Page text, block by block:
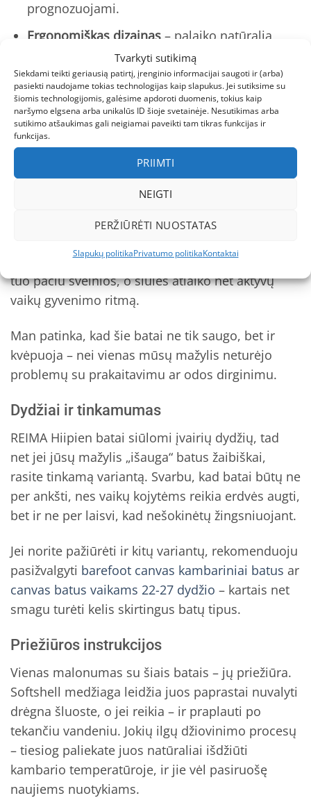
Tvarkyti sutikimą
Siekdami teikti geriausią patirtį, įrenginio informacijai saugoti ir (arba)
pasiekti naudojame tokias technologijas kaip slapukus. Jei sutiksime su
šiomis technologijomis, galėsime apdoroti duomenis, tokius kaip
naršymo elgsena arba unikalūs ID šioje svetainėje. Nesutikimas arba
sutikimo atšaukimas gali neigiamai paveikti tam tikras funkcijas ir
funkcijas.
PRIIMTI
NEIGTI
PERŽIŪRĖTI NUOSTATAS
Slapukų politikaPrivatumo politikaKontaktai
prognozuojami.
Ergonomiškas dizainas– palaiko natūralią
pėdos judėjimo laisvę, svarbu aktyviems
vaikams.
APMA sertifikatas– garantuoja, kad batai
prisideda prie sveiko pėdų vystymosi.
Kokybė ir patikimumas
Reima žieminiai batai ir kiti jų modeliai garsėja
savo ilgaamžiškumu. REIMA Hiipien batai nėra
išimtis – mes ne kartą stebėjome, kaip jie puikiai
smėlio dėžės karų. Medžiagos atrodo tvirtos, bet
tuo pačiu švelnios, o siūlės atlaiko net aktyvų
vaikų gyvenimo ritmą.
Man patinka, kad šie batai ne tik saugo, bet ir
kvėpuoja – nei vienas mūsų mažylis neturėjo
problemų su prakaitavimu ar odos dirginimu.
Dydžiai ir tinkamumas
REIMA Hiipien batai siūlomi įvairių dydžių, tad
net jei jūsų mažylis „išauga“ batus žaibiškai,
rasite tinkamą variantą. Svarbu, kad batai būtų ne
per ankšti, nes vaikų kojytėms reikia erdvės augti,
bet ir ne per laisvi, kad nešokinėtų žingsniuojant.
Jei norite pažiūrėti ir kitų variantų, rekomenduoju
pasižvalgyti barefoot canvas kambariniai batus ar
canvas batus vaikams 22-27 dydžio – kartais net
smagu turėti kelis skirtingus batų tipus.
Priežiūros instrukcijos
Vienas malonumas su šiais batais – jų priežiūra.
Softshell medžiaga leidžia juos paprastai nuvalyti
drėgna šluoste, o jei reikia – ir praplauti po
tekančiu vandeniu. Jokių ilgų džiovinimo procesų
– tiesiog paliekate juos natūraliai išdžiūti
kambario temperatūroje, ir jie vėl pasiruošę
naujiems nuotykiams.